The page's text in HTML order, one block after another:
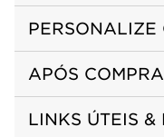
PERSONALIZE
APÓS
LINKS ÚTEIS &